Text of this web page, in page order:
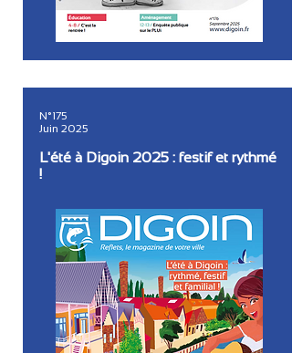
N°175
Juin 2025
L'été à Digoin 2025 : festif et rythmé
!